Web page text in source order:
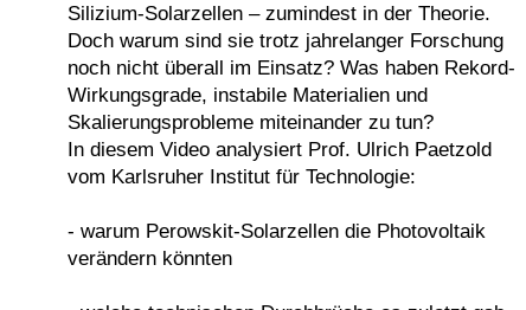
Silizium-Solarzellen – zumindest in der Theorie.
Doch warum sind sie trotz jahrelanger Forschung
noch nicht überall im Einsatz? Was haben Rekord-
Wirkungsgrade, instabile Materialien und
Skalierungsprobleme miteinander zu tun?
In diesem Video analysiert Prof. Ulrich Paetzold
vom Karlsruher Institut für Technologie:
- warum Perowskit-Solarzellen die Photovoltaik
verändern könnten